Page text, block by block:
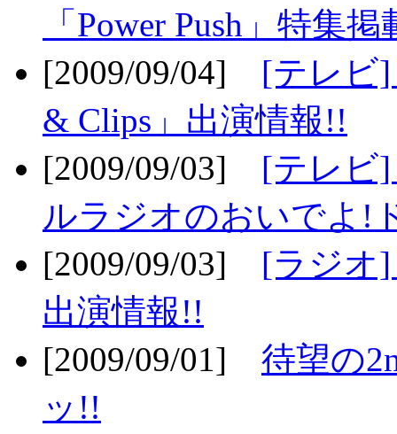
「Power Push」特集
[2009/09/04] [テレビ]
& Clips」出演情報!!
[2009/09/03] [テレビ
ルラジオのおいでよ!
[2009/09/03] [ラジオ]
出演情報!!
[2009/09/01] 待望の
ッ!!